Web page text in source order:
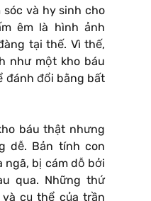
và hy sinh cho
êm là hình ảnh
tại thế. Vì thế,
như một kho báu
đánh đổi bằng bất
báu thật nhưng
dễ. Bản tính con
ngã, bị cám dỗ bởi
qua. Những thứ
cụ thể của trần